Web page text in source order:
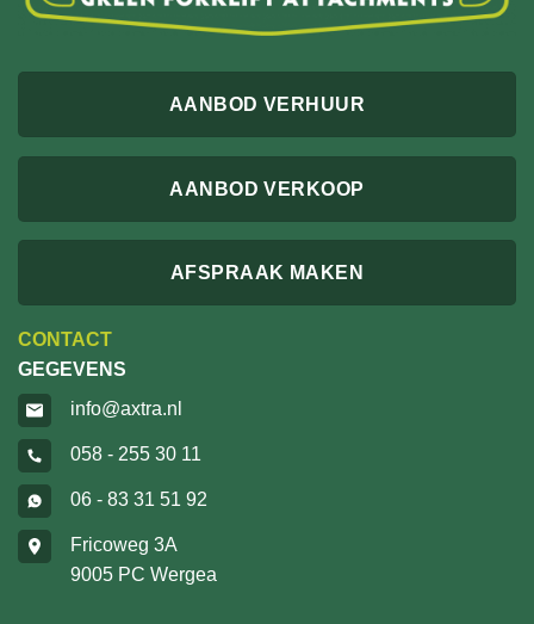
AANBOD VERHUUR
AANBOD VERKOOP
AFSPRAAK MAKEN
CONTACT
GEGEVENS
info@axtra.nl
058 - 255 30 11
06 - 83 31 51 92
Fricoweg 3A
9005 PC Wergea